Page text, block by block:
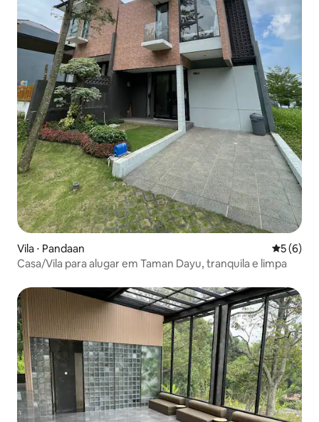
Vila ⋅ Pandaan 5 de
5 (6)
Casa/Vila para alugar em Taman Dayu, tranquila e limpa